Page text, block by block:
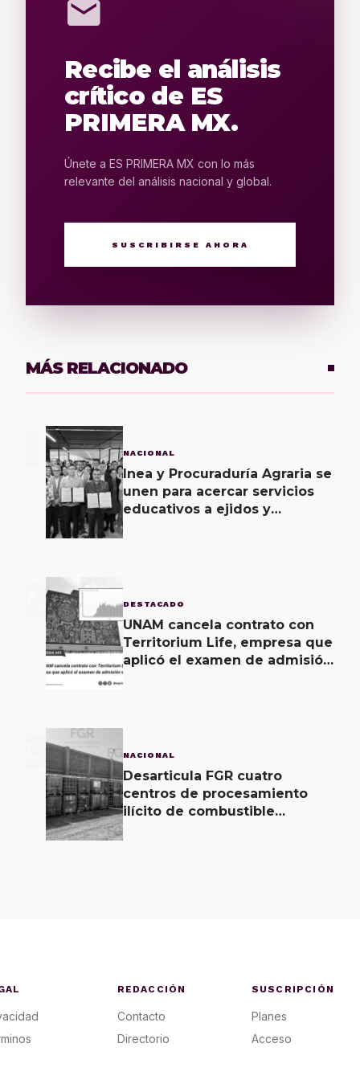
mail
Recibe el análisis
crítico de ES
PRIMERA MX.
Únete a ES PRIMERA MX con lo más
relevante del análisis nacional y global.
SUSCRIBIRSE AHORA
MÁS RELACIONADO
NACIONAL
Inea y Procuraduría Agraria se
unen para acercar servicios
educativos a ejidos y
2 DESTACADO
UNAM cancela contrato con
Territorium Life, empresa que
aplicó el examen de admisión
3 NACIONAL
Desarticula FGR cuatro
centros de procesamiento
ilícito de combustible
REDACCIÓN
Contacto
Directorio
SUSCRIPCIÓN
Planes
Acceso